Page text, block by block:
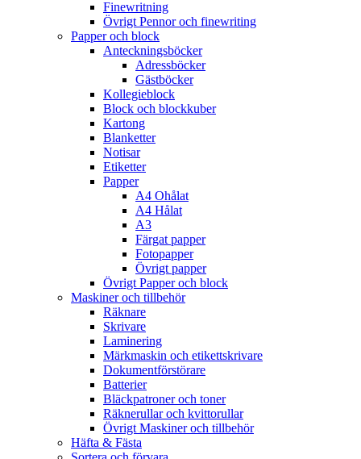
Finewritning
Övrigt Pennor och finewriting
Papper och block
Anteckningsböcker
Adressböcker
Gästböcker
Kollegieblock
Block och blockkuber
Kartong
Blanketter
Notisar
Etiketter
Papper
A4 Ohålat
A4 Hålat
A3
Färgat papper
Fotopapper
Övrigt papper
Övrigt Papper och block
Maskiner och tillbehör
Räknare
Skrivare
Laminering
Märkmaskin och etikettskrivare
Dokumentförstörare
Batterier
Bläckpatroner och toner
Räknerullar och kvittorullar
Övrigt Maskiner och tillbehör
Häfta & Fästa